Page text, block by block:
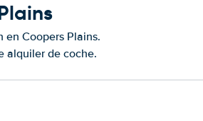
en Coopers Plains.
alquiler de coche.